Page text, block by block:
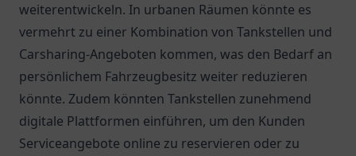
weiterentwickeln. In urbanen Räumen könnte es
vermehrt zu einer Kombination von Tankstellen und
Carsharing-Angeboten kommen, was den Bedarf an
persönlichem Fahrzeugbesitz weiter reduzieren
könnte. Zudem könnten Tankstellen zunehmend
digitale Plattformen einführen, um den Kunden
Serviceangebote online zu reservieren oder zu